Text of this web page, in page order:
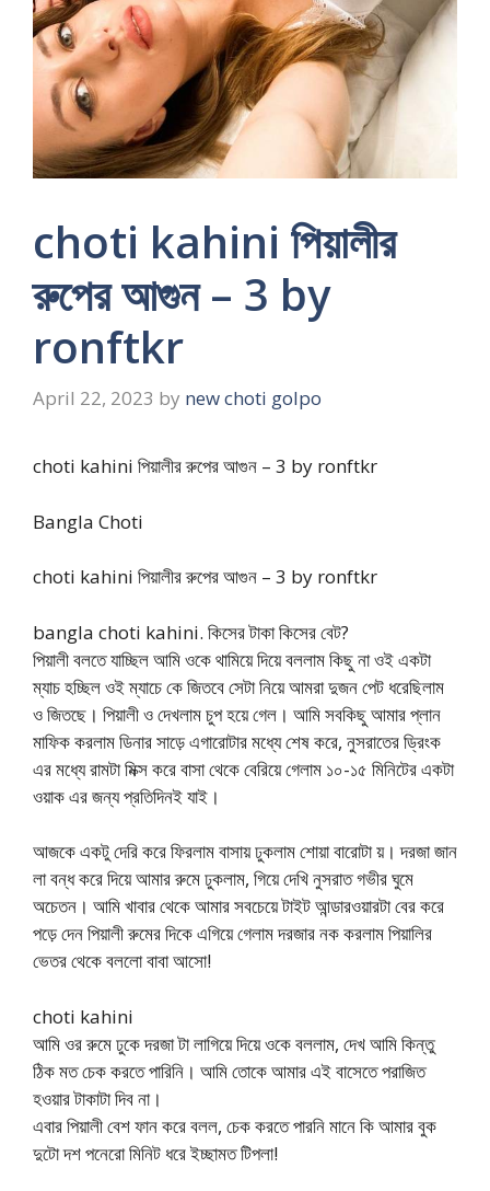
choti kahini পিয়ালীর
রুপের আগুন – 3 by
ronftkr
April 22, 2023 by new choti golpo
choti kahini পিয়ালীর রুপের আগুন – 3 by ronftkr
Bangla Choti
choti kahini পিয়ালীর রুপের আগুন – 3 by ronftkr
bangla choti kahini. কিসের টাকা কিসের বেট?
পিয়ালী বলতে যাচ্ছিল আমি ওকে থামিয়ে দিয়ে বললাম কিছু না ওই একটা
ম্যাচ হচ্ছিল ওই ম্যাচে কে জিতবে সেটা নিয়ে আমরা দুজন পেট ধরেছিলাম
ও জিতছে। পিয়ালী ও দেখলাম চুপ হয়ে গেল। আমি সবকিছু আমার প্লান
মাফিক করলাম ডিনার সাড়ে এগারোটার মধ্যে শেষ করে, নুসরাতের ড্রিংক
এর মধ্যে রামটা মিক্স করে বাসা থেকে বেরিয়ে গেলাম ১০-১৫ মিনিটের একটা
ওয়াক এর জন্য প্রতিদিনই যাই।
আজকে একটু দেরি করে ফিরলাম বাসায় ঢুকলাম শোয়া বারোটা য়। দরজা জান
লা বন্ধ করে দিয়ে আমার রুমে ঢুকলাম, গিয়ে দেখি নুসরাত গভীর ঘুমে
অচেতন। আমি খাবার থেকে আমার সবচেয়ে টাইট আন্ডারওয়ারটা বের করে
পড়ে দেন পিয়ালী রুমের দিকে এগিয়ে গেলাম দরজার নক করলাম পিয়ালির
ভেতর থেকে বললো বাবা আসো!
choti kahini
আমি ওর রুমে ঢুকে দরজা টা লাগিয়ে দিয়ে ওকে বললাম, দেখ আমি কিন্তু
ঠিক মত চেক করতে পারিনি। আমি তোকে আমার এই বাসেতে পরাজিত
হওয়ার টাকাটা দিব না।
এবার পিয়ালী বেশ ফান করে বলল, চেক করতে পারনি মানে কি আমার বুক
দুটো দশ পনেরো মিনিট ধরে ইচ্ছামত টিপলা!